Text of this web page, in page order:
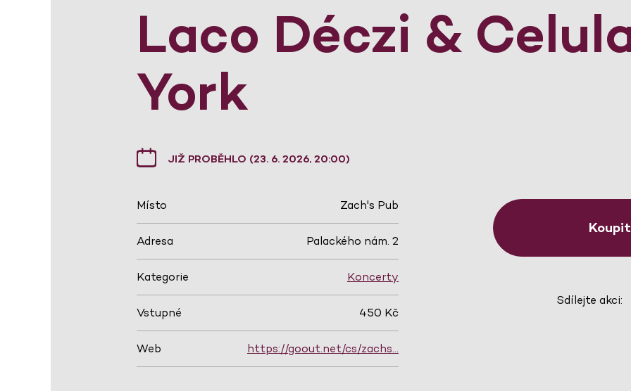
Laco Déczi &
York
JIŽ PROBĚHLO (23. 6. 2026, 20:00)
Místo Zach's Pub
Adresa Palackého nám. 2
Kategorie Koncerty
Vstupné 450 Kč
Web https://goout.net/cs/zachs…
Sdílejte akci: